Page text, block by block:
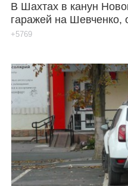
В Шахтах в канун
гаражей на Шевченко,
+5769